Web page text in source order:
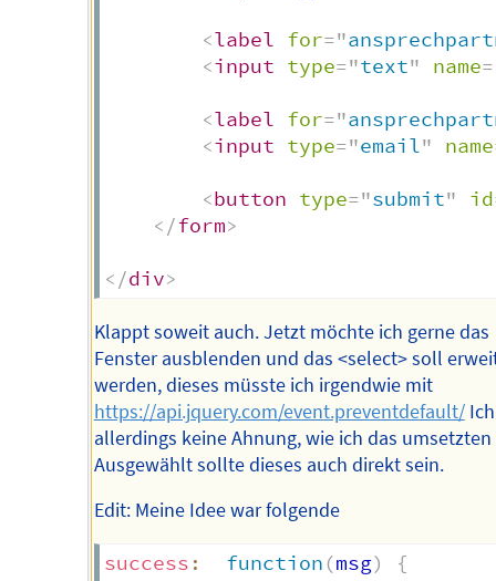
<label for="
<input type="text" name=
<label for="
<input type="email" name
<button type="submit" id
</form>
</div>
Klappt soweit auch. Jetzt möchte ich gerne das
Fenster ausblenden und das <select> soll
werden, dieses müsste ich irgendwie mit
https://api.jquery.com/event.preventdefault/Ich
allerdings keine Ahnung, wie ich das
Ausgewählt sollte dieses auch direkt sein.
Edit: Meine Idee war folgende
success : function (msg) {